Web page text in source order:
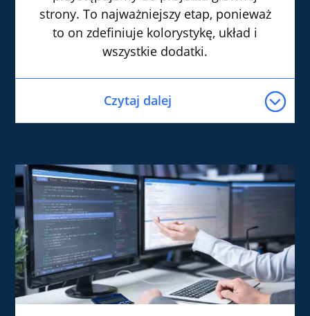
strony. To najważniejszy etap, ponieważ
to on zdefiniuje kolorystykę, układ i
wszystkie dodatki.
Czytaj dalej